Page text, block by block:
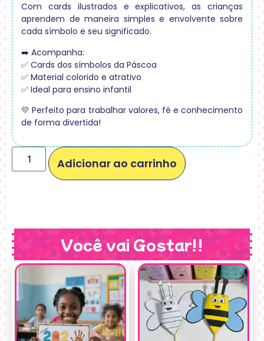
Com cards ilustrados e explicativos, as crianças
aprendem de maneira simples e envolvente sobre
cada símbolo e seu significado.
➡️ Acompanha:
✅ Cards dos símbolos da Páscoa
✅ Material colorido e atrativo
✅ Ideal para ensino infantil
💛 Perfeito para trabalhar valores, fé e conhecimento
de forma divertida!
Adicionar ao carrinho
Você vai Gostar!!